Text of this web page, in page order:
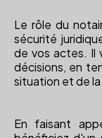
Le rôle du
sécurité
de vos actes. Il
décisions, en
situation et de
En faisant